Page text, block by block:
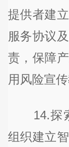
提供者建
服务协议
责，保障
用风险宣
14.探索
组织建立